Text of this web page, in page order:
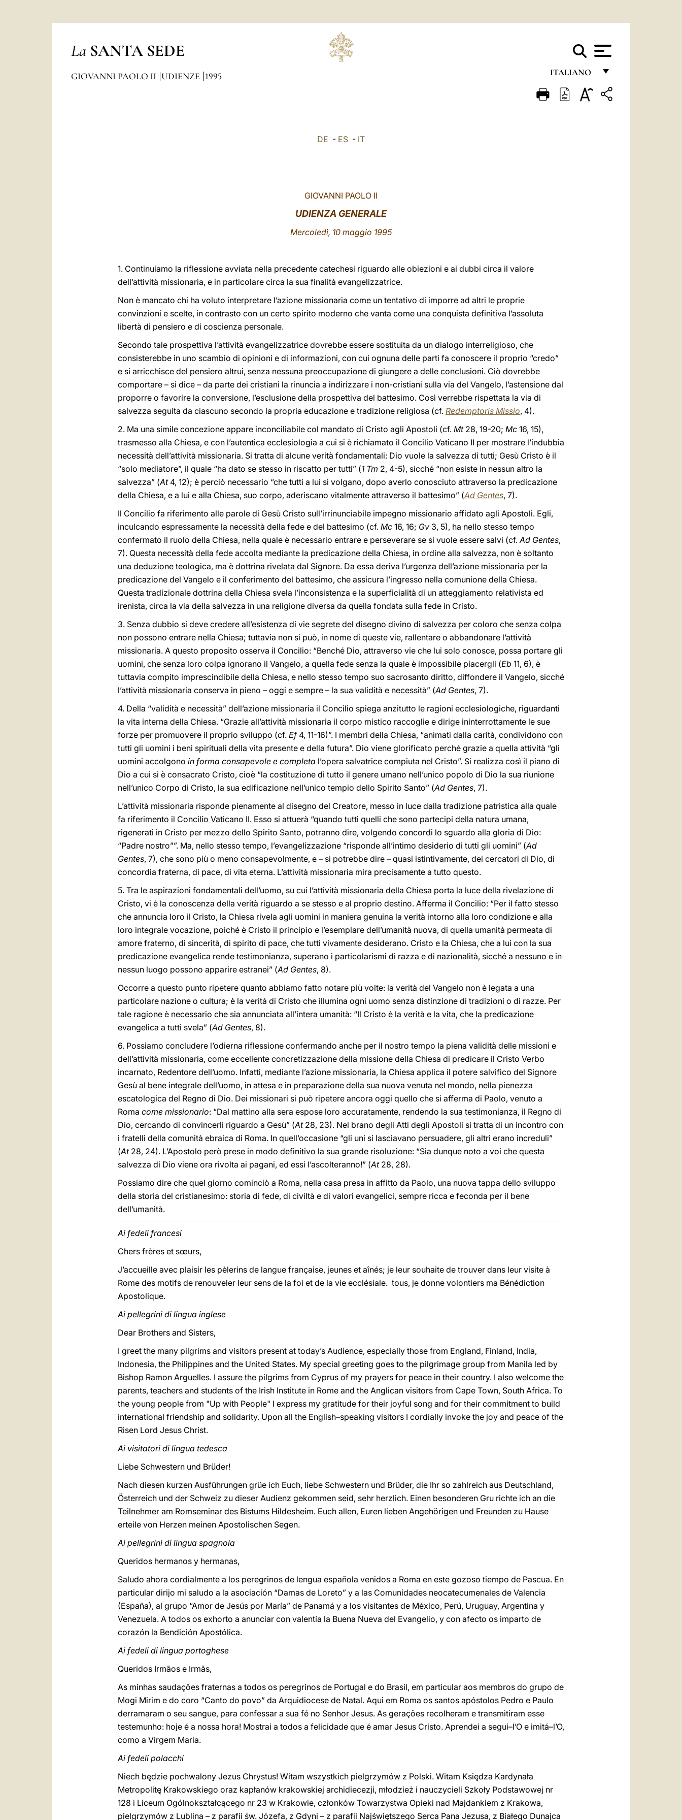
La SANTA SEDE
ITALIANO
FRANÇAIS
GIOVANNI PAOLO II UDIENZE 1995
DE - ES - IT
GIOVANNI PAOLO II
UDIENZA GENERALE
Mercoledì, 10 maggio 1995
1. Continuiamo la riflessione avviata nella precedente catechesi riguardo alle obiezioni e ai dubbi circa il valore
dell’attività missionaria, e in particolare circa la sua finalità evangelizzatrice.
Non è mancato chi ha voluto interpretare l’azione missionaria come un tentativo di imporre ad altri le proprie
convinzioni e scelte, in contrasto con un certo spirito moderno che vanta come una conquista definitiva l’assoluta
libertà di pensiero e di coscienza personale.
Secondo tale prospettiva l’attività evangelizzatrice dovrebbe essere sostituita da un dialogo interreligioso, che
consisterebbe in uno scambio di opinioni e di informazioni, con cui ognuna delle parti fa conoscere il proprio “credo”
e si arricchisce del pensiero altrui, senza nessuna preoccupazione di giungere a delle conclusioni. Ciò dovrebbe
comportare – si dice – da parte dei cristiani la rinuncia a indirizzare i non-cristiani sulla via del Vangelo, l’astensione dal
proporre o favorire la conversione, l’esclusione della prospettiva del battesimo. Così verrebbe rispettata la via di
salvezza seguita da ciascuno secondo la propria educazione e tradizione religiosa (cf. Redemptoris Missio, 4).
2. Ma una simile concezione appare inconciliabile col mandato di Cristo agli Apostoli (cf. Mt28, 19-20; Mc 16, 15),
trasmesso alla Chiesa, e con l’autentica ecclesiologia a cui si è richiamato il Concilio Vaticano II per mostrare l’indubbia
necessità dell’attività missionaria. Si tratta di alcune verità fondamentali: Dio vuole la salvezza di tutti; Gesù Cristo è il
“solo mediatore”, il quale “ha dato se stesso in riscatto per tutti” (1 Tm 2, 4-5), sicché “non esiste in nessun altro la
salvezza” (At4, 12); è perciò necessario “che tutti a lui si volgano, dopo averlo conosciuto attraverso la predicazione
della Chiesa, e a lui e alla Chiesa, suo corpo, aderiscano vitalmente attraverso il battesimo” (Ad Gentes, 7).
Il Concilio fa riferimento alle parole di Gesù Cristo sull’irrinunciabile impegno missionario affidato agli Apostoli. Egli,
inculcando espressamente la necessità della fede e del battesimo (cf. Mc 16, 16; Gv 3, 5), ha nello stesso tempo
confermato il ruolo della Chiesa, nella quale è necessario entrare e perseverare se si vuole essere salvi (cf.Ad Gentes,
7). Questa necessità della fede accolta mediante la predicazione della Chiesa, in ordine alla salvezza, non è soltanto
una deduzione teologica, ma è dottrina rivelata dal Signore. Da essa deriva l’urgenza dell’azione missionaria per la
predicazione del Vangelo e il conferimento del battesimo, che assicura l’ingresso nella comunione della Chiesa.
Questa tradizionale dottrina della Chiesa svela l’inconsistenza e la superficialità di un atteggiamento relativista ed
irenista, circa la via della salvezza in una religione diversa da quella fondata sulla fede in Cristo.
3. Senza dubbio si deve credere all’esistenza di vie segrete del disegno divino di salvezza per coloro che senza colpa
non possono entrare nella Chiesa; tuttavia non si può, in nome di queste vie, rallentare o abbandonare l’attività
missionaria. A questo proposito osserva il Concilio: “Benché Dio, attraverso vie che lui solo conosce, possa portare gli
uomini, che senza loro colpa ignorano il Vangelo, a quella fede senza la quale è impossibile piacergli (Eb 11, 6), è
tuttavia compito imprescindibile della Chiesa, e nello stesso tempo suo sacrosanto diritto, diffondere il Vangelo, sicché
l’attività missionaria conserva in pieno – oggi e sempre – la sua validità e necessità” (Ad Gentes, 7).
4. Della “validità e necessità” dell’azione missionaria il Concilio spiega anzitutto le ragioni ecclesiologiche, riguardanti
la vita interna della Chiesa. “Grazie all’attività missionaria il corpo mistico raccoglie e dirige ininterrottamente le sue
forze per promuovere il proprio sviluppo (cf. Ef4, 11-16)”. I membri della Chiesa, “animati dalla carità, condividono con
tutti gli uomini i beni spirituali della vita presente e della futura”. Dio viene glorificato perché grazie a quella attività “gli
uomini accolgono in forma consapevole e completa l’opera salvatrice compiuta nel Cristo”. Si realizza così il piano di
Dio a cui si è consacrato Cristo, cioè “la costituzione di tutto il genere umano nell’unico popolo di Dio la sua riunione
nell’unico Corpo di Cristo, la sua edificazione nell’unico tempio dello Spirito Santo” (Ad Gentes, 7).
L’attività missionaria risponde pienamente al disegno del Creatore, messo in luce dalla tradizione patristica alla quale
fa riferimento il Concilio Vaticano II. Esso si attuerà “quando tutti quelli che sono partecipi della natura umana,
rigenerati in Cristo per mezzo dello Spirito Santo, potranno dire, volgendo concordi lo sguardo alla gloria di Dio:
“Padre nostro””. Ma, nello stesso tempo, l’evangelizzazione “risponde all’intimo desiderio di tutti gli uomini” (Ad
Gentes, 7), che sono più o meno consapevolmente, e – si potrebbe dire – quasi istintivamente, dei cercatori di Dio, di
concordia fraterna, di pace, di vita eterna. L’attività missionaria mira precisamente a tutto questo.
5. Tra le aspirazioni fondamentali dell’uomo, su cui l’attività missionaria della Chiesa porta la luce della rivelazione di
Cristo, vi è la conoscenza della verità riguardo a se stesso e al proprio destino. Afferma il Concilio: “Per il fatto stesso
che annuncia loro il Cristo, la Chiesa rivela agli uomini in maniera genuina la verità intorno alla loro condizione e alla
loro integrale vocazione, poiché è Cristo il principio e l’esemplare dell’umanità nuova, di quella umanità permeata di
amore fraterno, di sincerità, di spirito di pace, che tutti vivamente desiderano. Cristo e la Chiesa, che a lui con la sua
predicazione evangelica rende testimonianza, superano i particolarismi di razza e di nazionalità, sicché a nessuno e in
nessun luogo possono apparire estranei” (Ad Gentes, 8).
Occorre a questo punto ripetere quanto abbiamo fatto notare più volte: la verità del Vangelo non è legata a una
particolare nazione o cultura; è la verità di Cristo che illumina ogni uomo senza distinzione di tradizioni o di razze. Per
tale ragione è necessario che sia annunciata all’intera umanità: “Il Cristo è la verità e la vita, che la predicazione
evangelica a tutti svela” (Ad Gentes, 8).
6. Possiamo concludere l’odierna riflessione confermando anche per il nostro tempo la piena validità delle missioni e
dell’attività missionaria, come eccellente concretizzazione della missione della Chiesa di predicare il Cristo Verbo
incarnato, Redentore dell’uomo. Infatti, mediante l’azione missionaria, la Chiesa applica il potere salvifico del Signore
Gesù al bene integrale dell’uomo, in attesa e in preparazione della sua nuova venuta nel mondo, nella pienezza
escatologica del Regno di Dio. Dei missionari si può ripetere ancora oggi quello che si afferma di Paolo, venuto a
Roma come missionario: “Dal mattino alla sera espose loro accuratamente, rendendo la sua testimonianza, il Regno di
Dio, cercando di convincerli riguardo a Gesù” (At28, 23). Nel brano degli Atti degli Apostoli si tratta di un incontro con
i fratelli della comunità ebraica di Roma. In quell’occasione “gli uni si lasciavano persuadere, gli altri erano increduli”
(At28, 24). L’Apostolo però prese in modo definitivo la sua grande risoluzione: “Sia dunque noto a voi che questa
salvezza di Dio viene ora rivolta ai pagani, ed essi l’ascolteranno!” (At28, 28).
Possiamo dire che quel giorno cominciò a Roma, nella casa presa in affitto da Paolo, una nuova tappa dello sviluppo
della storia del cristianesimo: storia di fede, di civiltà e di valori evangelici, sempre ricca e feconda per il bene
dell’umanità.
Ai fedeli francesi
Chers frères et sœurs,
J’accueille avec plaisir les pèlerins de langue française, jeunes et aînés; je leur souhaite de trouver dans leur visite à
Rome des motifs de renouveler leur sens de la foi et de la vie ecclésiale. tous, je donne volontiers ma Bénédiction
Apostolique.
Ai pellegrini di lingua inglese
Dear Brothers and Sisters,
I greet the many pilgrims and visitors present at today’s Audience, especially those from England, Finland, India,
Indonesia, the Philippines and the United States. My special greeting goes to the pilgrimage group from Manila led by
Bishop Ramon Arguelles. I assure the pilgrims from Cyprus of my prayers for peace in their country. I also welcome the
parents, teachers and students of the Irish Institute in Rome and the Anglican visitors from Cape Town, South Africa. To
the young people from "Up with People" I express my gratitude for their joyful song and for their commitment to build
international friendship and solidarity. Upon all the English–speaking visitors I cordially invoke the joy and peace of the
Risen Lord Jesus Christ.
Ai visitatori di lingua tedesca
Liebe Schwestern und Brüder!
Nach diesen kurzen Ausführungen grüe ich Euch, liebe Schwestern und Brüder, die Ihr so zahlreich aus Deutschland,
Österreich und der Schweiz zu dieser Audienz gekommen seid, sehr herzlich. Einen besonderen Gru richte ich an die
Teilnehmer am Romseminar des Bistums Hildesheim. Euch allen, Euren lieben Angehörigen und Freunden zu Hause
erteile von Herzen meinen Apostolischen Segen.
Ai pellegrini di lingua spagnola
Queridos hermanos y hermanas,
Saludo ahora cordialmente a los peregrinos de lengua española venidos a Roma en este gozoso tiempo de Pascua. En
particular dirijo mi saludo a la asociación “Damas de Loreto” y a las Comunidades neocatecumenales de Valencia
(España), al grupo “Amor de Jesús por María” de Panamá y a los visitantes de México, Perú, Uruguay, Argentina y
Venezuela. A todos os exhorto a anunciar con valentía la Buena Nueva del Evangelio, y con afecto os imparto de
corazón la Bendición Apostólica.
Ai fedeli di lingua portoghese
Queridos Irmãos e Irmãs,
As minhas saudações fraternas a todos os peregrinos de Portugal e do Brasil, em particular aos membros do grupo de
Mogi Mirim e do coro “Canto do povo” da Arquidiocese de Natal. Aqui em Roma os santos apóstolos Pedro e Paulo
derramaram o seu sangue, para confessar a sua fé no Senhor Jesus. As gerações recolheram e transmitiram esse
testemunho: hoje é a nossa hora! Mostrai a todos a felicidade que é amar Jesus Cristo. Aprendei a segui–l’O e imitá–l’O,
como a Virgem Maria.
Ai fedeli polacchi
Niech będzie pochwalony Jezus Chrystus! Witam wszystkich pielgrzymów z Polski. Witam Księdza Kardynała
Metropolitę Krakowskiego oraz kapłanów krakowskiej archidiecezji, młodzież i nauczycieli Szkoły Podstawowej nr
128 i Liceum Ogólnokształcącego nr 23 w Krakowie, członków Towarzystwa Opieki nad Majdankiem z Krakowa,
pielgrzymów z Lublina – z parafii św. Józefa, z Gdyni – z parafii Najświętszego Serca Pana Jezusa, z Białego Dunajca